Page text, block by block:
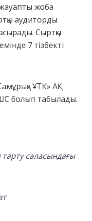
жоба
аудиторды
Сыртқы
7 тізбекті
ҰТК» AҚ
болып табылады.
саласындағы